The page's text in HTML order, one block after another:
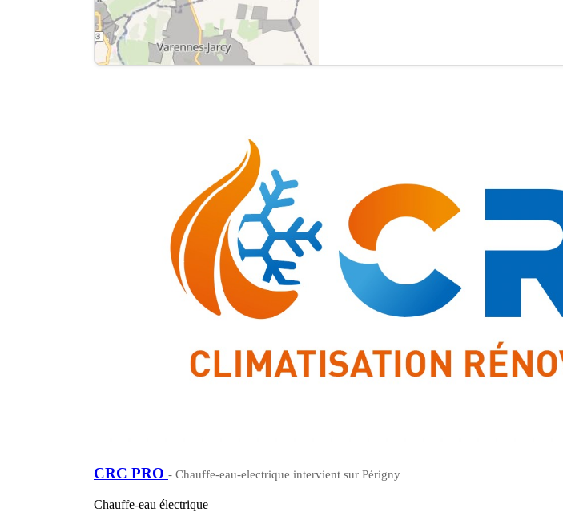
CRC PRO - Chauffe-eau-electrique intervient sur Périgny
Chauffe-eau électrique